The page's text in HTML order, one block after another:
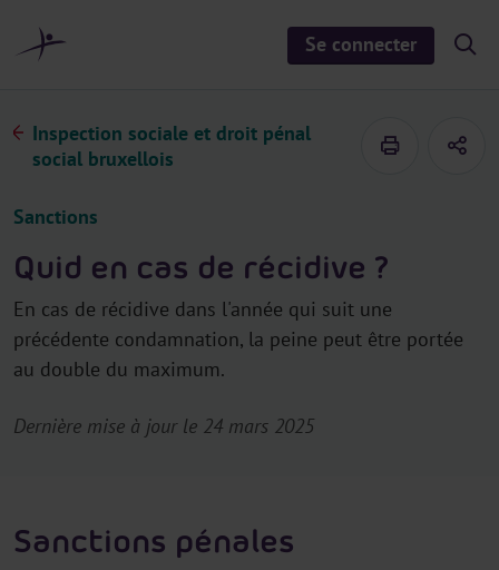
Se connecter
S
i
Inspection sociale et droit pénal
social bruxellois
Sanctions
Quid en cas de récidive ?
En cas de récidive dans l'année qui suit une
précédente condamnation, la peine peut être portée
au double du maximum.
Dernière mise à jour le 24 mars 2025
Sanctions pénales